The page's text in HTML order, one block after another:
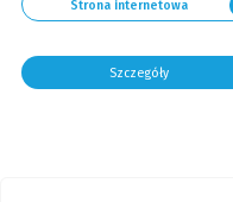
Strona internetowa
Szczegóły